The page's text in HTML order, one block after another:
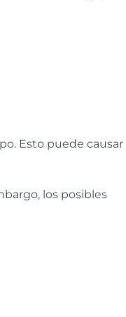
Esto puede causar
los posibles